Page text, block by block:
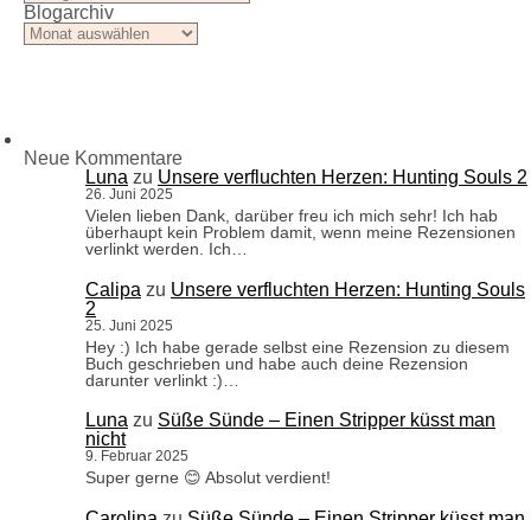
Blogarchiv
Blogarchiv
Neue Kommentare
Luna zu Unsere verfluchten Herzen: Hunting Souls 2
26. Juni 2025
Vielen lieben Dank, darüber freu ich mich sehr! Ich hab
überhaupt kein Problem damit, wenn meine Rezensionen
verlinkt werden. Ich…
Calipa zu Unsere verfluchten Herzen: Hunting Souls
2
25. Juni 2025
Hey :) Ich habe gerade selbst eine Rezension zu diesem
Buch geschrieben und habe auch deine Rezension
darunter verlinkt :)…
Luna zu Süße Sünde – Einen Stripper küsst man
nicht
9. Februar 2025
Super gerne 😊 Absolut verdient!